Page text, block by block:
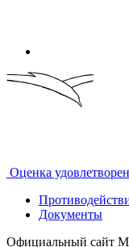
Оценка
Документы
Официальный сайт